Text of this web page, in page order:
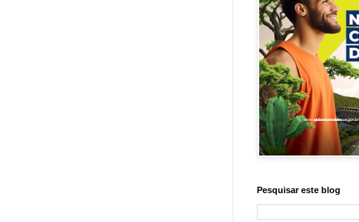
Pesquisar este blog